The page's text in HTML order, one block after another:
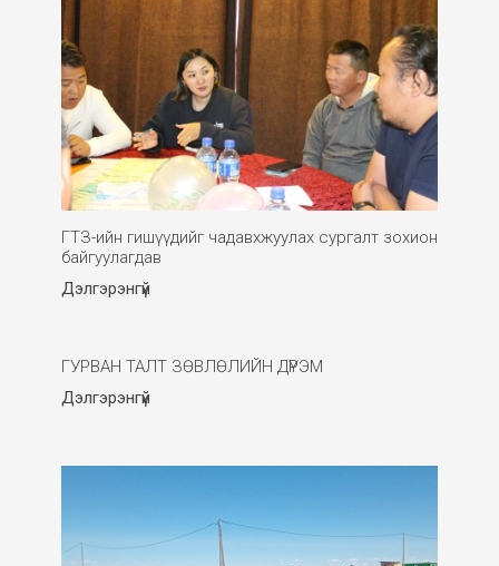
ГТЗ-ийн гишүүдийг чадавхжуулах сургалт зохион
байгуулагдав
Дэлгэрэнгүй
ГУРВАН ТАЛТ ЗӨВЛӨЛИЙН ДҮРЭМ
Дэлгэрэнгүй